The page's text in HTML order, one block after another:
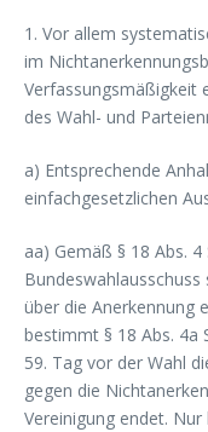
1. Vor allem
im
Verfassungsmäßigkeit
des Wahl- und
a) Entsprechende
einfachgesetzlichen
aa) Gemäß § 18 Abs.
über die Anerkennung
bestimmt § 18 Abs. 4a
59. Tag vor der Wahl
gegen die
Vereinigung endet.